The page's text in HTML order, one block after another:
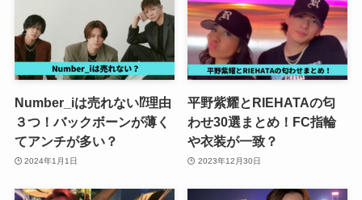
Number_iは売れない⁉理由
３つ！バックボーンが薄く
てアンチが多い？
2024年1月1日
平野紫耀とRIEHATAの匂
わせ30選まとめ！FC指輪
や衣装が一致？
2023年12月30日